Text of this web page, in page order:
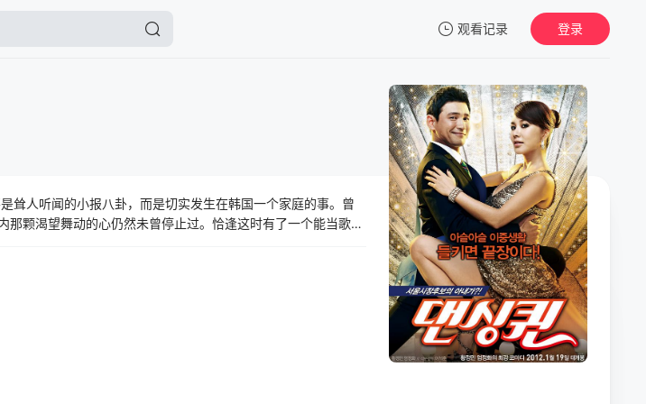
观看记录
暂无观看影片的记录
登录
耸人听闻的小报八卦，而是切实发生在韩国一个家庭的事。曾
那颗渴望舞动的心仍然未曾停止过。恰逢这时有了一个能当歌手
浇了一盆冷水，一边是要维护丈夫的形象，一边是自己的梦